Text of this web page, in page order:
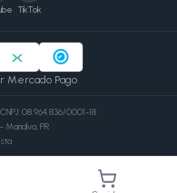
TikTok
Mercado Pago
08.964.836/0001-18
PR